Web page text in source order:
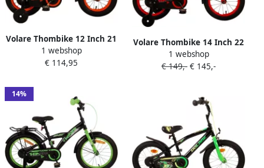
Volare Thombike 12 Inch 21
5 cm Jongens Terugtraprem
Zwart Oranje
1 webshop
€ 114,95
Volare Thombike 14 Inch 22
5 cm Jongens Terugtraprem
Zwart Rood
1 webshop
€ 149,- € 145,-
14%